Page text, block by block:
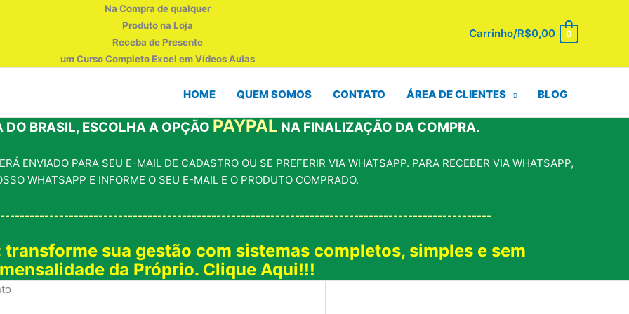
Na Compra de qualquer
Produto na Loja
Receba de Presente
um Curso Completo Excel em Vídeos Aulas
Carrinho/R$0,00 0
HOME QUEM SOMOS CONTATO ÁREA DE CLIENTES BLOG
DO BRASIL, ESCOLHA A OPÇÃO PAYPAL NA FINALIZAÇÃO DA COMPRA.
ENVIADO PARA SEU E-MAIL DE CADASTRO OU SE PREFERIR VIA WHATSAPP. PARA RECEBER VIA WHATSAPP,
WHATSAPP E INFORME O SEU E-MAIL E O PRODUTO COMPRADO.
sua gestão com sistemas completos, simples e sem
mensalidade da Próprio. Clique Aqui!!!